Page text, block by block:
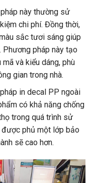
này thường sử
chi phí. Đồng thời,
sắc tươi sáng giúp
pháp này tạo
và kiểu dáng, phù
gian trong nhà.
in decal PP ngoài
có khả năng chống
trong quá trình sử
được phủ một lớp bảo
sẽ cao hơn.